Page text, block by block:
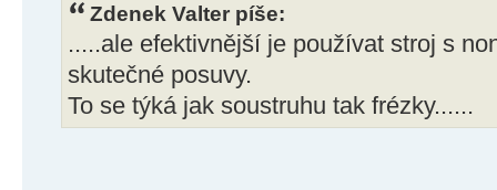
Zdenek Valter píše:
.....ale efektivnější je používat stroj s
skutečné posuvy.
To se týká jak soustruhu tak frézky......